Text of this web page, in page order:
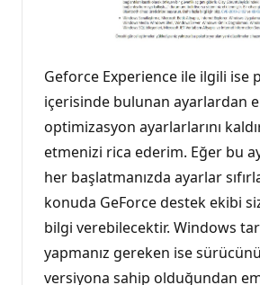
Geforce Experience ile ilgili ise
içerisinde bulunan ayarlardan
optimizasyon ayarlarlarını
etmenizi rica ederim. Eğer bu
her başlatmanızda ayarlar
konuda GeForce destek ekibi
bilgi verebilecektir. Windows
yapmanız gereken ise
versiyona sahip olduğundan